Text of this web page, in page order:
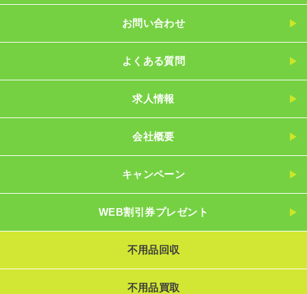
お問い合わせ
よくある質問
求人情報
会社概要
キャンペーン
WEB割引券プレゼント
不用品回収
不用品買取